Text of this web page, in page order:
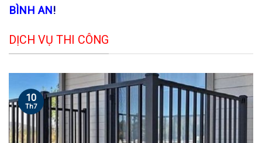
BÌNH AN!
DỊCH VỤ THI CÔNG
10
Th7